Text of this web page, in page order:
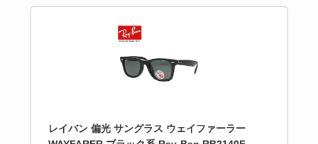
レイバン 偏光 サングラス ウェイファーラー